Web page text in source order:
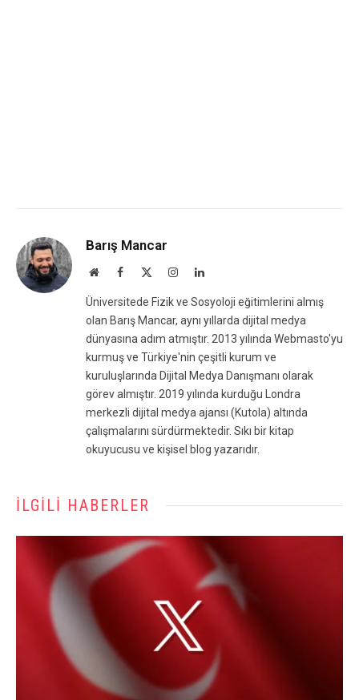
Barış Mancar
WebsiteFacebook InstagramLinkedIn
Üniversitede Fizik ve Sosyoloji eğitimlerini almış
olan Barış Mancar, aynı yıllarda dijital medya
dünyasına adım atmıştır. 2013 yılında Webmasto'yu
kurmuş ve Türkiye'nin çeşitli kurum ve
kuruluşlarında Dijital Medya Danışmanı olarak
görev almıştır. 2019 yılında kurduğu Londra
merkezli dijital medya ajansı (Kutola) altında
çalışmalarını sürdürmektedir. Sıkı bir kitap
okuyucusu ve kişisel blog yazarıdır.
İLGILI HABERLER